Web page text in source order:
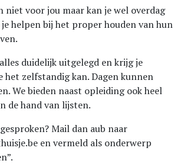
niet voor jou maar kan je wel overdag
helpen bij het proper houden van hun
duidelijk uitgelegd en krijg je
het zelfstandig kan. Dagen kunnen
We bieden naast opleiding ook heel
de hand van lijsten.
Mail dan aub naar
en vermeld als onderwerp